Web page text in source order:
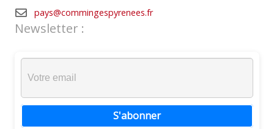
pays@commingespyrenees.fr
Newsletter :
S'abonner